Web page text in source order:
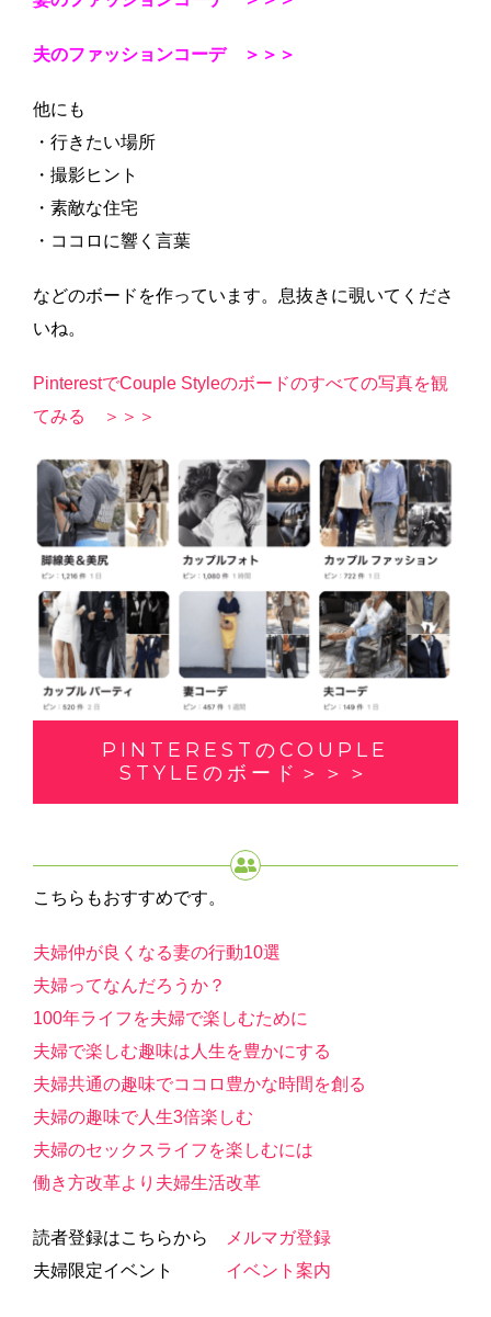
夫のファッションコーデ ＞＞＞
他にも
・行きたい場所
・撮影ヒント
・素敵な住宅
・ココロに響く言葉
などのボードを作っています。息抜きに覗いてくださ
いね。
PinterestでCouple Styleのボードのすべての写真を観
てみる ＞＞＞
PINTERESTのCOUPLE
STYLEのボード＞＞＞
こちらもおすすめです。
夫婦仲が良くなる妻の行動10選
夫婦ってなんだろうか？
100年ライフを夫婦で楽しむために
夫婦で楽しむ趣味は人生を豊かにする
夫婦共通の趣味でココロ豊かな時間を創る
夫婦の趣味で人生3倍楽しむ
夫婦のセックスライフを楽しむには
働き方改革より夫婦生活改革
読者登録はこちらから
メルマガ登録
夫婦限定イベント イベント案内